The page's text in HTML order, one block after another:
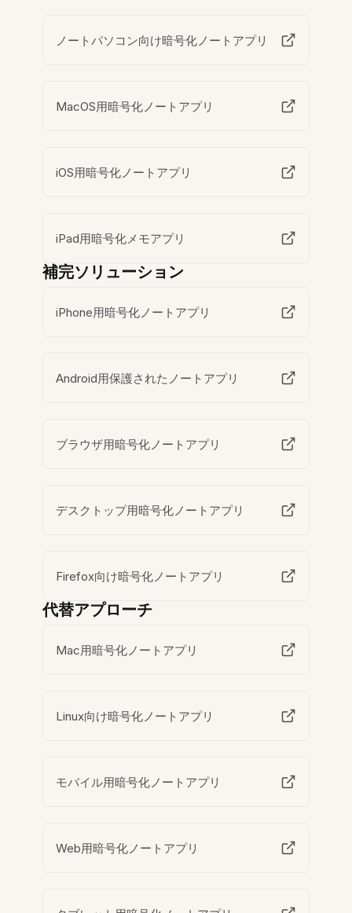
ノートパソコン向け暗号化ノートアプリ
MacOS用暗号化ノートアプリ
iOS用暗号化ノートアプリ
iPad用暗号化メモアプリ
補完ソリューション
iPhone用暗号化ノートアプリ
Android用保護されたノートアプリ
ブラウザ用暗号化ノートアプリ
デスクトップ用暗号化ノートアプリ
Firefox向け暗号化ノートアプリ
代替アプローチ
Mac用暗号化ノートアプリ
Linux向け暗号化ノートアプリ
モバイル用暗号化ノートアプリ
Web用暗号化ノートアプリ